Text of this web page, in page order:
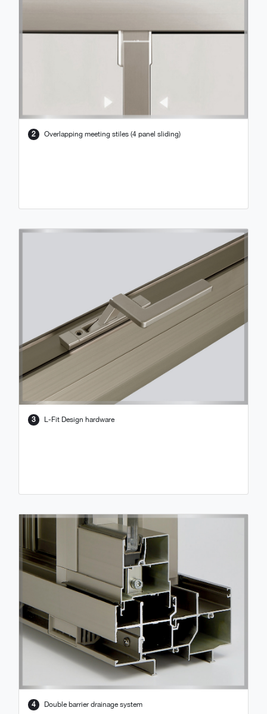
2 Overlapping meeting stiles (4 panel sliding)
3 L-Fit Design hardware
4 Double barrier drainage system